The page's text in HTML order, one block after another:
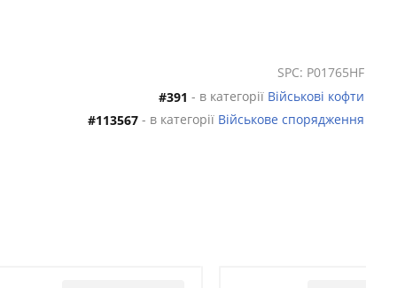
SPC: P01765HF
#391 - в категорії Військові кофти
#113567 - в категорії Військове спорядження